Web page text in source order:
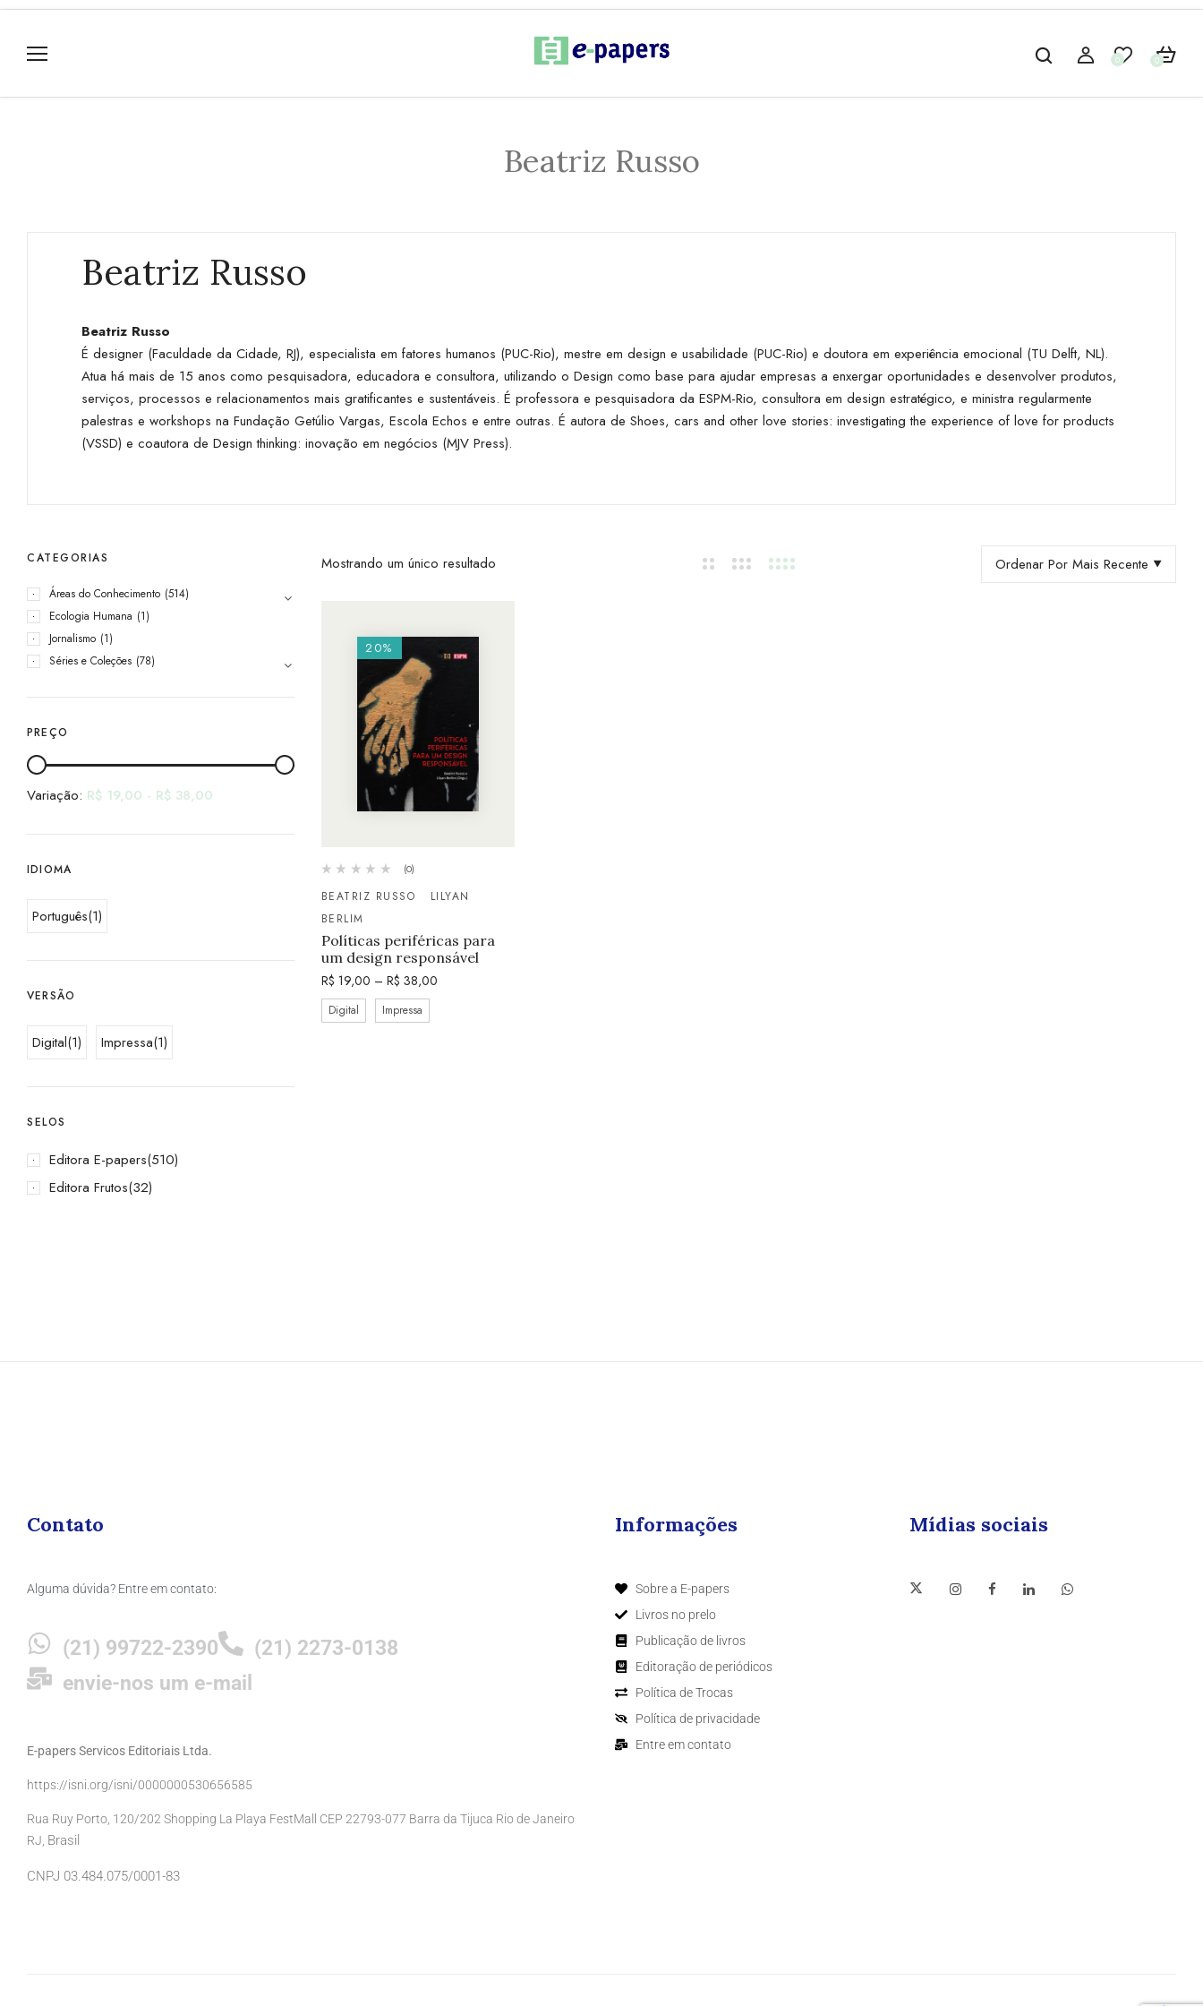
0 0
Beatriz Russo
Beatriz Russo
Beatriz Russo
É designer (Faculdade da Cidade, RJ), especialista em fatores humanos (PUC-Rio), mestre em design e usabilidade (PUC-Rio) e doutora em experiência emocional (TU Delft, NL).
Atua há mais de 15 anos como pesquisadora, educadora e consultora, utilizando o Design como base para ajudar empresas a enxergar oportunidades e desenvolver produtos,
serviços, processos e relacionamentos mais gratificantes e sustentáveis. É professora e pesquisadora da ESPM-Rio, consultora em design estratégico, e ministra regularmente
palestras e workshops na Fundação Getúlio Vargas, Escola Echos e entre outras. É autora de Shoes, cars and other love stories: investigating the experience of love for products
(VSSD) e coautora de Design thinking: inovação em negócios (MJV Press).
CATEGORIAS
Áreas do Conhecimento (514)
Ecologia Humana (1)
Jornalismo (1)
Séries e Coleções (78)
PREÇO
Variação: R$ 19,00 - R$ 38,00
IDIOMA
Português(1)
VERSÃO
Digital(1) Impressa(1)
SELOS
Editora E-papers(510)
Editora Frutos(32)
Mostrando um único resultado Ordenar Por Mais Recente
20%
(0)
BEATRIZ RUSSO
LILYAN
BERLIM
Políticas periféricas para
um design responsável
R$ 19,00 – R$ 38,00
Digital Impressa
Contato
Alguma dúvida? Entre em contato:
(21) 99722-2390
(21) 2273-0138
envie-nos um e-mail
E-papers Servicos Editoriais Ltda.
https://isni.org/isni/0000000530656585
Rua Ruy Porto, 120/202 Shopping La Playa FestMall CEP 22793-077 Barra da Tijuca Rio de Janeiro
RJ, Brasil
CNPJ 03.484.075/0001-83
Informações
Sobre a E-papers
Livros no prelo
Publicação de livros
Editoração de periódicos
Política de Trocas
Política de privacidade
Entre em contato
Mídias sociais